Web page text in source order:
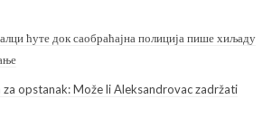
ћуте док саобраћајна полиција пише хиљаду
za opstanak: Može li Aleksandrovac zadržati